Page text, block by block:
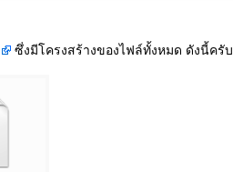
ซึ่งมีโครงสร้างของไฟล์ทั้งหมด ดังนี้ครับ